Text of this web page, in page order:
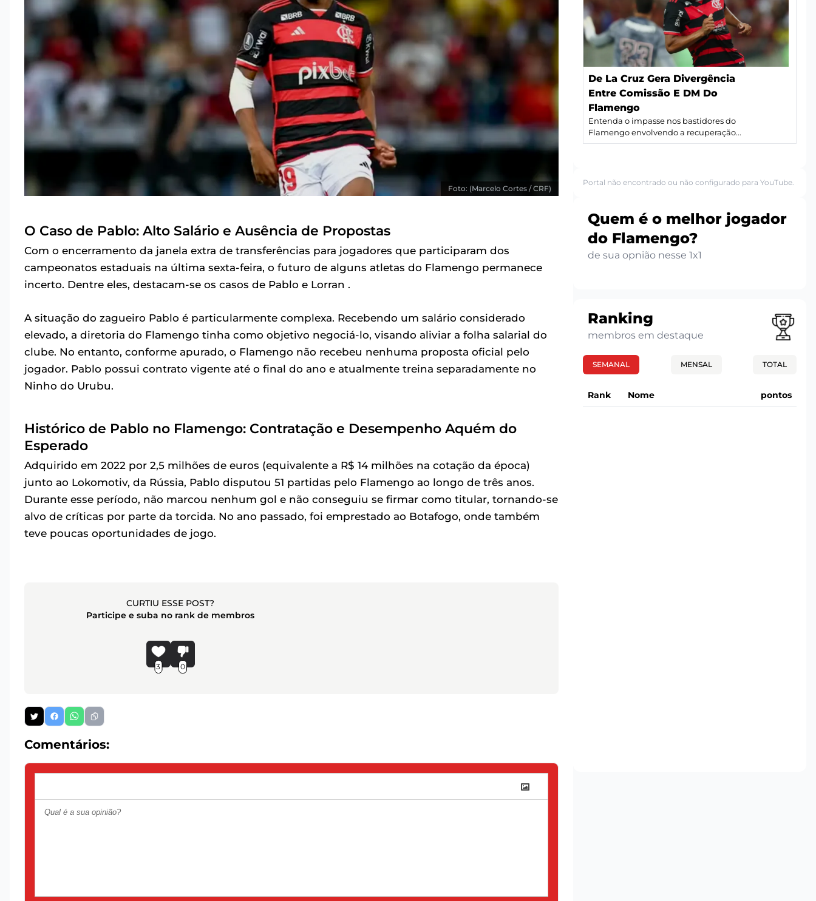
Foto: (Marcelo Cortes / CRF)
O Caso de Pablo: Alto Salário e Ausência de Propostas
Com o encerramento da janela extra de transferências para jogadores que participaram dos
campeonatos estaduais na última sexta-feira, o futuro de alguns atletas do Flamengo permanece
incerto. Dentre eles, destacam-se os casos de Pablo e Lorran .
A situação do zagueiro Pablo é particularmente complexa. Recebendo um salário considerado
elevado, a diretoria do Flamengo tinha como objetivo negociá-lo, visando aliviar a folha salarial do
clube. No entanto, conforme apurado, o Flamengo não recebeu nenhuma proposta oficial pelo
jogador. Pablo possui contrato vigente até o final do ano e atualmente treina separadamente no
Ninho do Urubu.
Histórico de Pablo no Flamengo: Contratação e Desempenho Aquém do
Esperado
Adquirido em 2022 por 2,5 milhões de euros (equivalente a R$ 14 milhões na cotação da época)
junto ao Lokomotiv, da Rússia, Pablo disputou 51 partidas pelo Flamengo ao longo de três anos.
Durante esse período, não marcou nenhum gol e não conseguiu se firmar como titular, tornando-se
alvo de críticas por parte da torcida. No ano passado, foi emprestado ao Botafogo, onde também
teve poucas oportunidades de jogo.
CURTIU ESSE POST?
Participe e suba no rank de membros
3 0
Comentários:
De La Cruz Gera Divergência
Entre Comissão E DM Do
Flamengo
Entenda o impasse nos bastidores do
Flamengo envolvendo a recuperação...
Portal não encontrado ou não configurado para YouTube.
Quem é o melhor jogador
do Flamengo?
de sua opnião nesse 1x1
Ranking
membros em destaque
SEMANAL MENSAL TOTAL
Rank Nome pontos